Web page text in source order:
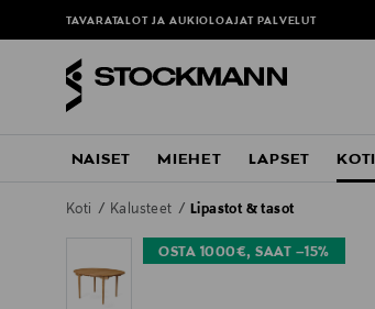
TAVARATALOT JA AUKIOLOAJAT PALVELUT
NAISET MIEHET LAPSET KOTI
Koti Kalusteet Lipastot & tasot
OSTA 1000€, SAAT –15%